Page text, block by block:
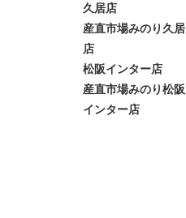
久居店
産直市場みのり久居
店
松阪インター店
産直市場みのり松阪
インター店